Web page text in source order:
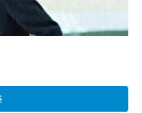
많을 때는 600만 원을 저
는 식사로 대체하고 있어